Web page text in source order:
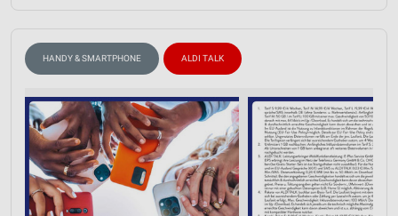
HANDY & SMARTPHONE ALDI TALK